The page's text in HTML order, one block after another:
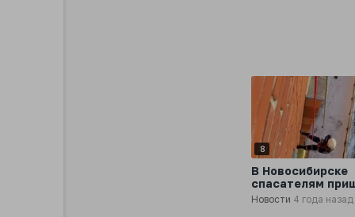
8
В Новосибирске
спасателям
лезть за
флагом на
Новости 4 года назад